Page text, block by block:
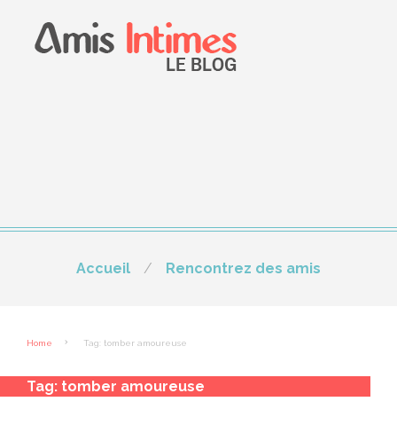
Accueil Rencontrez des amis
Home Tag: tomber amoureuse
Tag: tomber amoureuse